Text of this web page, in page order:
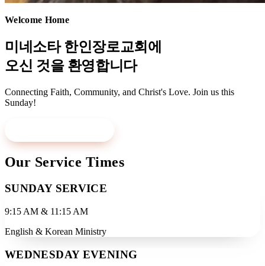
Welcome Home
미네소타 한인장로교회에
오신 것을 환영합니다
Connecting Faith, Community, and Christ's Love. Join us this
Sunday!
Our Service Times
SUNDAY SERVICE
9:15 AM & 11:15 AM
English & Korean Ministry
WEDNESDAY EVENING